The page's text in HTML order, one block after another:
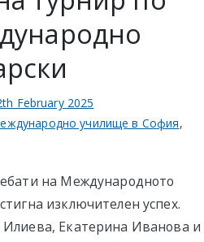
February 2025
училище в София,
на Международното
изключителен успех.
Екатерина Иванова и